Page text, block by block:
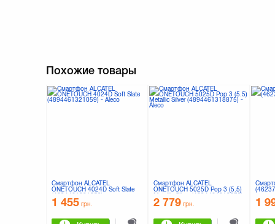
Похожие товары
Смартфон ALCATEL
ONETOUCH 4024D Soft Slate
(4894461321059)
1 455 грн.
Смартфон ALCATEL
ONETOUCH 5025D Pop 3 (5.5)
Metallic Silver (4894461318875)
2 779 грн. 1